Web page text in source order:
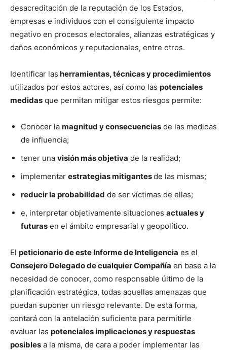
desacreditación de la reputación de los Estados,
empresas e individuos con el consiguiente impacto
negativo en procesos electorales, alianzas estratégicas y
daños económicos y reputacionales, entre otros.
Identificar las herramientas, técnicas y procedimientos
utilizados por estos actores, así como las potenciales
medidas que permitan mitigar estos riesgos permite:
Conocer la magnitud y consecuencias de las medidas
de influencia;
tener una visión más objetiva de la realidad;
implementar estrategias mitigantesde las mismas;
reducir la probabilidad de ser víctimas de ellas;
e, interpretar objetivamente situaciones actuales y
futuras en el ámbito empresarial y geopolítico.
El peticionario de este Informe de Inteligencia es el
Consejero Delegado de cualquier Compañía en base a la
necesidad de conocer, como responsable último de la
planificación estratégica, todas aquellas amenazas que
puedan suponer un riesgo relevante. De esta forma,
contará con la antelación suficiente para permitirle
evaluar las potenciales implicaciones y respuestas
posibles a la misma, de cara a poder implementar las